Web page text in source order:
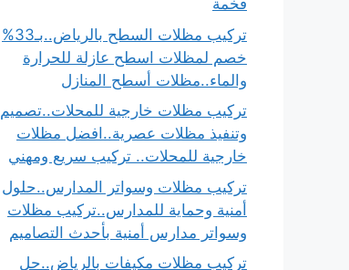
فخمة
تركيب مظلات السطح بالرياض..بـ33%
خصم لمظلات اسطح عازلة للحرارة
والماء..مظلات أسطح المنازل
تركيب مظلات خارجية للمحلات..تصميم
وتنفيذ مظلات عصرية..افضل مظلات
خارجية للمحلات.. تركيب سريع ومهني
تركيب مظلات وسواتر المدارس..حلول
أمنية وحماية للمدارس..تركيب مظلات
وسواتر مدارس أمنية بأحدث التصاميم
تركيب مظلات مكيفات بالرياض..حل